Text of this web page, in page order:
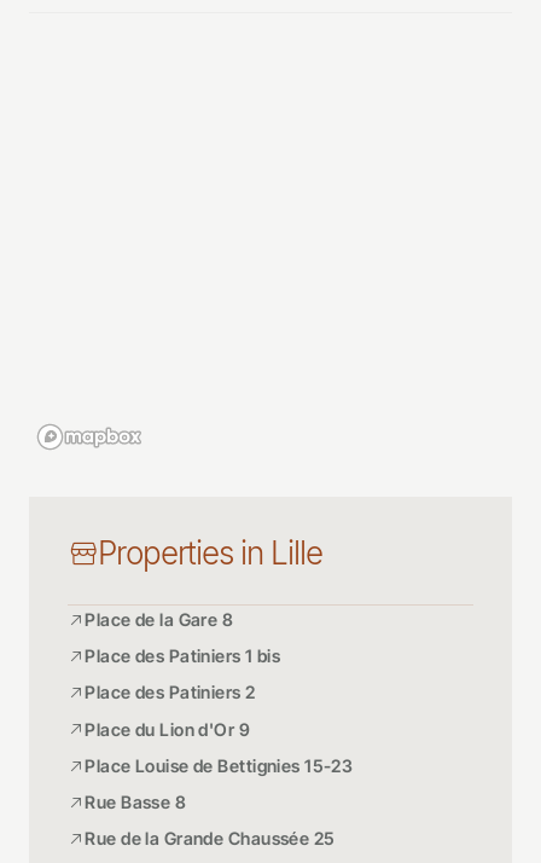
Properties in Lille
Place de la Gare 8
Place des Patiniers 1 bis
Place des Patiniers 2
Place du Lion d'Or 9
Place Louise de Bettignies 15-23
Rue Basse 8
Rue de la Grande Chaussée 25